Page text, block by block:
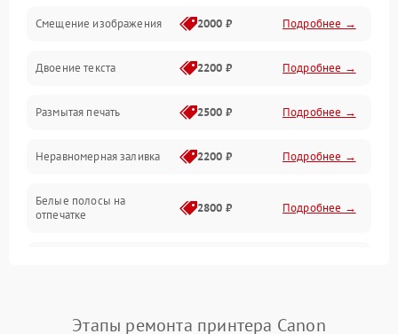
Механика и узлы
Подключение и интерфейсы
Панель управления и индикация
Режим работы
Питание и запуск
Смещение изображения 2000 ₽ Подробнее →
Двоение текста 2200 ₽ Подробнее →
Размытая печать 2500 ₽ Подробнее →
Неравномерная заливка 2200 ₽ Подробнее →
Белые полосы на
отпечатке
2800 ₽ Подробнее →
Этапы ремонта принтера Canon